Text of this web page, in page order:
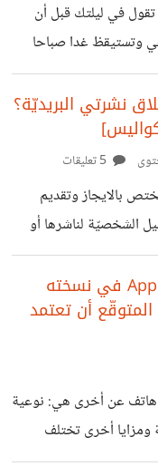
flood-are-two-
taken-by-force-
تقول في ليلتك قبل أن
وتستيقظ غدا صباحا
مهارات، وأصبحت
أثناء نومي كليّا.
تملك مصباحا سحريّا.
تحسين جودة حياتك :
من الماء، التخلص
السوشل ميديا
نشرتي البريديّة؟
البريديّة لأنها تختص بالايجاز وتقديم
الشخصيّة لناشرها أو
أمر رائع وهو الأمر
الذي شجّعني على إطلاق نشرتي البريديّة "نشرة ميرة" كل
جديداً من نشرة ميرة
أي معلومة
أدبي، علمي...) 💡
وفي هذه الفقرة سأشاركك
أخبار دسمة لعشاق هاتف Apple في نسخته
التي من المتوقّع أن تعتمد
هاتف عن أخرى هي: نوعية
ومزايا أخرى تختلف
أطلّت الشركة المنتجة